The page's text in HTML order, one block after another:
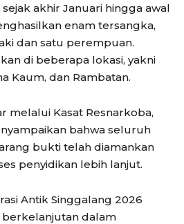
akhir Januari hingga awal
enam tersangka,
dan satu perempuan.
di beberapa lokasi, yakni
Kaum, dan Rambatan.
melalui Kasat Resnarkoba,
bahwa seluruh
bukti telah diamankan
penyidikan lebih lanjut.
Antik Singgalang 2026
dalam